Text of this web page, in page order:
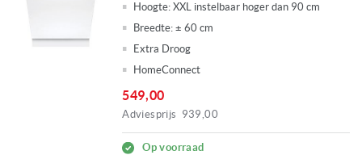
Hoogte: XXL instelbaar hoger dan 90 cm
Breedte: ± 60 cm
Extra Droog
HomeConnect
549,00
Adviesprijs 939,00
Op voorraad